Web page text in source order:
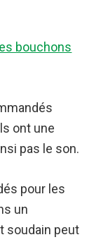
bouchons
ont une
pas le son.
pour les
un
soudain peut